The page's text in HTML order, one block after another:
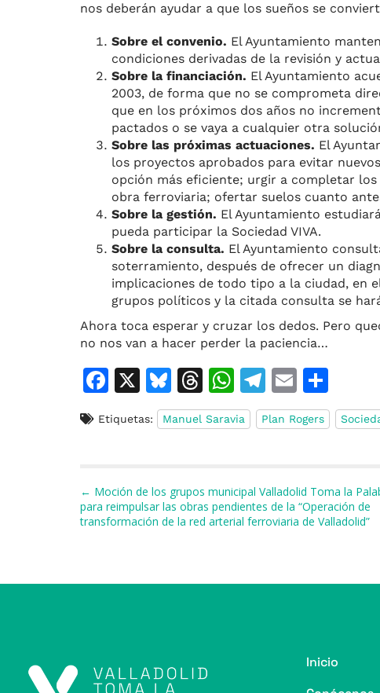
nos deberán ayudar a que los sueños se
Sobre el convenio. El Ayuntamiento
condiciones derivadas de la revisión y
Sobre la financiación. El Ayuntamiento
2003, de forma que no se comprometa
que en los próximos dos años no
pactados o se vaya a cualquier otra
Sobre las próximas actuaciones. El
los proyectos aprobados para evitar
opción más eficiente; urgir a completar
obra ferroviaria; ofertar suelos cuanto
Sobre la gestión. El Ayuntamiento
pueda participar la Sociedad VIVA.
Sobre la consulta. El Ayuntamiento
soterramiento, después de ofrecer un
implicaciones de todo tipo a la ciudad, en
grupos políticos y la citada consulta se
Ahora toca esperar y cruzar los dedos. Pero
no nos van a hacer perder la paciencia…
F
c
b
o
o
X
Bl
u
e
y
T
h
re
s
W
h
at
A
p
p
T
el
e
a
m
E
m
ai
o
m
ar
ti
r
Etiquetas: Manuel Saravia Plan Rogers
Navegación de entradas
← Moción de los grupos municipal Valladolid Toma la
para reimpulsar las obras pendientes de la “Operación de
transformación de la red arterial ferroviaria de Valladolid”
Inicio